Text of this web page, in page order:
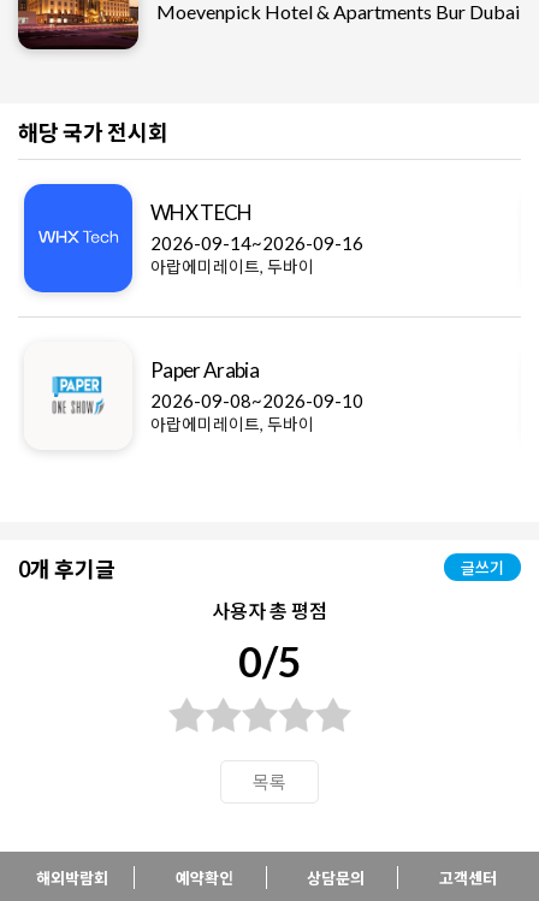
Moevenpick Hotel & Apartments Bur Dubai
해당 국가 전시회
WHX TECH
2026-09-14~2026-09-16
아랍에미레이트, 두바이
Paper Arabia
2026-09-08~2026-09-10
아랍에미레이트, 두바이
0개 후기글 글쓰기
사용자 총 평점
0/5
목록
해외박람회 예약확인 상담문의 고객센터